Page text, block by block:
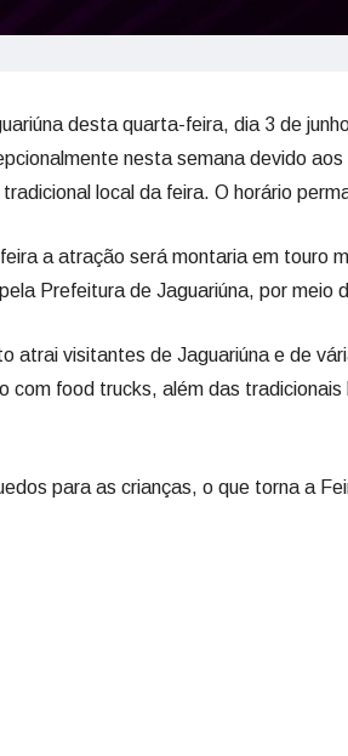
desta quarta-feira, dia 3 de
nesta semana devido
local da feira. O horário
a atração será montaria em touro
Prefeitura de Jaguariúna, por meio
atrai visitantes de Jaguariúna e de
com food trucks, além das
para as crianças, o que torna a